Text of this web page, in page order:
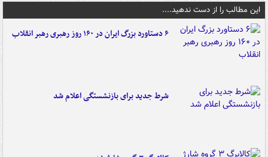
این مطالب را از دست ندهید....
۶ دستاورد بزرگ ایران در ۱۶۰ روز رهبری رهبر انقلاب
شرط جدید برای بازنشستگی اعلام شد